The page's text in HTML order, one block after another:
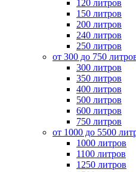
120 литров
150 литров
200 литров
240 литров
250 литров
от 300 до 750
300 литров
350 литров
400 литров
500 литров
600 литров
750 литров
от 1000 до 5500
1000 литров
1100 литров
1250 литров